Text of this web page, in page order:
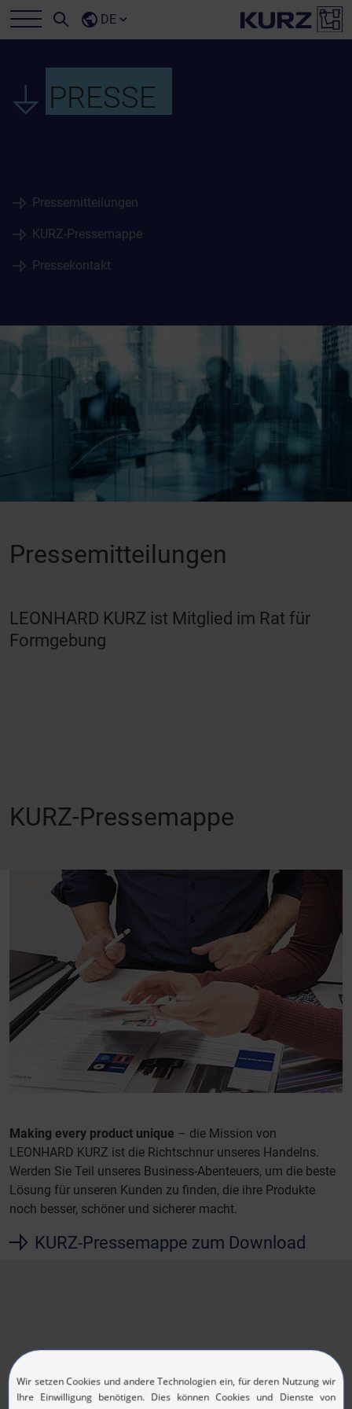
DE
PRESSE
Pressemitteilungen
KURZ-Pressemappe
Pressekontakt
Pressemitteilungen
LEONHARD KURZ ist Mitglied im Rat für
Formgebung
KURZ-Pressemappe
Making every product unique – die Mission von
LEONHARD KURZ ist die Richtschnur unseres Handelns.
Werden Sie Teil unseres Business-Abenteuers, um die beste
Lösung für unseren Kunden zu finden, die ihre Produkte
noch besser, schöner und sicherer macht.
KURZ-Pressemappe zum Download
Pressekontakt